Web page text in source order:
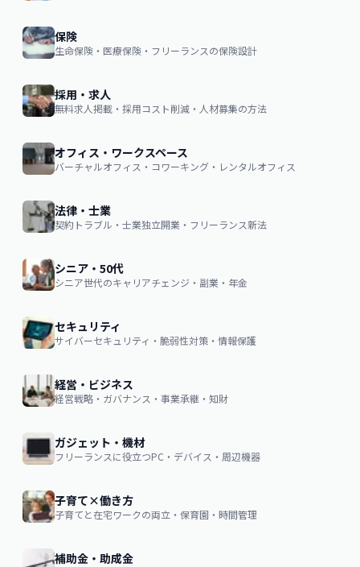
保険
生命保険・医療保険・フリーランスの保険設計
採用・求人
無料求人掲載・採用コスト削減・人材募集の方法
オフィス・ワークスペース
バーチャルオフィス・コワーキング・レンタルオフィス
法律・士業
契約トラブル・士業独立開業・フリーランス新法
シニア・50代
シニア世代のキャリアチェンジ・副業・年金
セキュリティ
サイバーセキュリティ・脆弱性対策・情報保護
経営・ビジネス
経営戦略・ガバナンス・事業承継・知財
ガジェット・機材
フリーランスに役立つPC・デバイス・周辺機器
子育て×働き方
子育てと在宅ワークの両立・保育園・時間管理
補助金・助成金